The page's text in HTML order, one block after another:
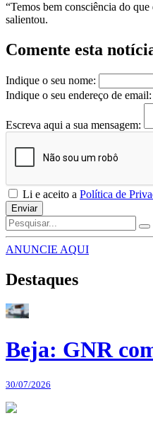
“Temos bem consciência do
salientou.
Comente esta
Indique o seu nome:
Indique o seu endereço de email:
Escreva aqui a sua mensagem:
Li e aceito a Política de
Enviar
ANUNCIE AQUI
Destaques
Beja: GNR
30/07/2026